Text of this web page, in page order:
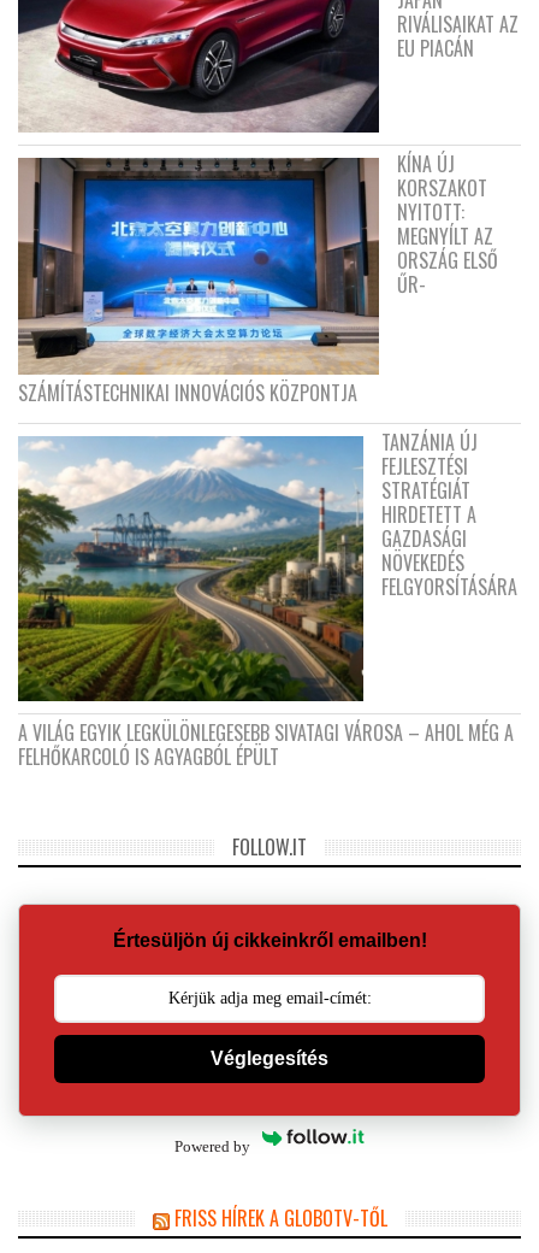
RIVÁLISAIKAT AZ
EU PIACÁN
KÍNA ÚJ
KORSZAKOT
NYITOTT:
MEGNYÍLT AZ
ORSZÁG ELSŐ
ŰR-
SZÁMÍTÁSTECHNIKAI INNOVÁCIÓS KÖZPONTJA
TANZÁNIA ÚJ
FEJLESZTÉSI
STRATÉGIÁT
HIRDETETT A
GAZDASÁGI
NÖVEKEDÉS
FELGYORSÍTÁSÁRA
A VILÁG EGYIK LEGKÜLÖNLEGESEBB SIVATAGI VÁROSA – AHOL MÉG A
FELHŐKARCOLÓ IS AGYAGBÓL ÉPÜLT
FOLLOW.IT
Értesüljön új cikkeinkről emailben!
Véglegesítés
Powered by
FRISS HÍREK A GLOBOTV-TŐL